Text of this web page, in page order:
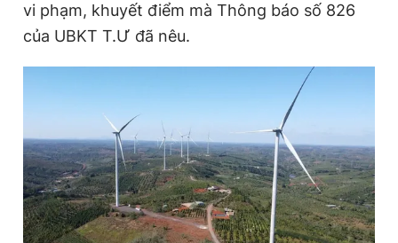
Tổng biên tập: Nguyễn Ngọc Toàn
Phó tổng biên tập thường trực: Hải Thành
Phó tổng biên tập: Trần Việt Hưng
Giấy phép xuất bản số 110/GP - BTTTT cấp ngày 24.3.2020
© 2003-2026 Bản quyền thuộc về Báo Thanh Niên. Cấm sao
chép dưới mọi hình thức nếu không có sự chấp thuận bằng văn
bản. Phát triển bởi ePi Technologies, JSC.
vi phạm, khuyết điểm mà Thông báo số 826
của UBKT T.Ư đã nêu.